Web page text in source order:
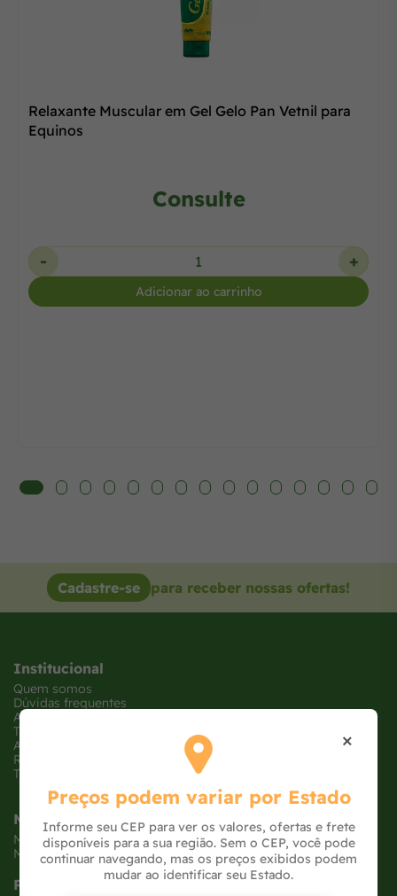
Relaxante Muscular em Gel Gelo Pan Vetnil para
Equinos
Consulte
- +
Adicionar ao carrinho
Cadastre-se para receber nossas ofertas!
Institucional
Quem somos
Dúvidas frequentes
Atendimento
Trabalhe conosco
Ajude uma ONG
Receba Ofertas
Tabloide de Ofertas
Minha Conta
Meus pedidos
Meus dados
Políticas
×
Preços podem variar por Estado
Informe seu CEP para ver os valores, ofertas e frete
disponíveis para a sua região. Sem o CEP, você pode
continuar navegando, mas os preços exibidos podem
mudar ao identificar seu Estado.